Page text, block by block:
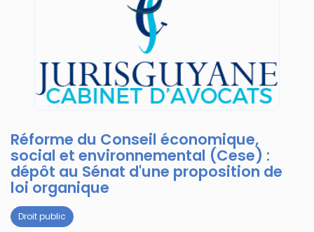
Réforme du Conseil économique,
social et environnemental (Cese) :
dépôt au Sénat d'une proposition de
loi organique
Droit public